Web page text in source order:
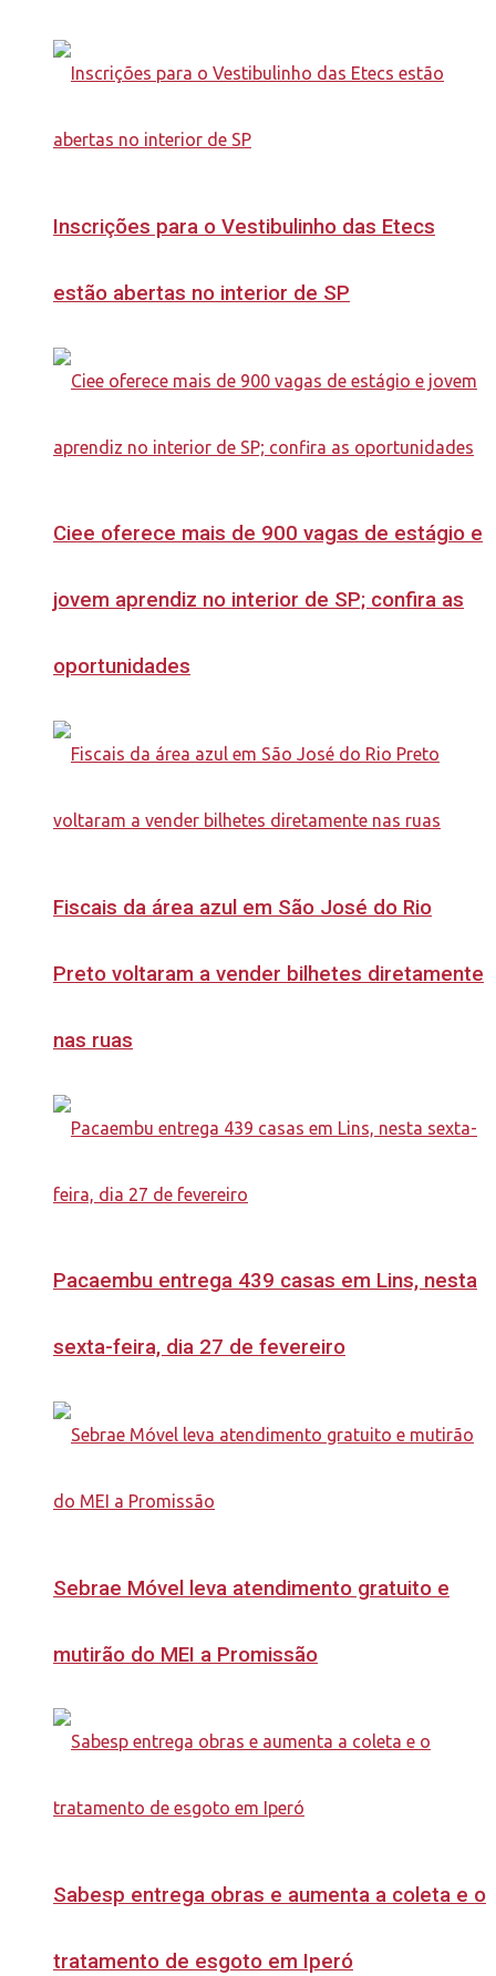
Inscrições para o Vestibulinho das Etecs
estão abertas no interior de SP
Ciee oferece mais de 900 vagas de estágio e
jovem aprendiz no interior de SP; confira as
oportunidades
Fiscais da área azul em São José do Rio
Preto voltaram a vender bilhetes diretamente
nas ruas
Pacaembu entrega 439 casas em Lins, nesta
sexta-feira, dia 27 de fevereiro
Sebrae Móvel leva atendimento gratuito e
mutirão do MEI a Promissão
Sabesp entrega obras e aumenta a coleta e o
tratamento de esgoto em Iperó